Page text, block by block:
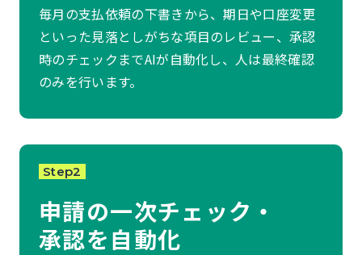
毎月の支払依頼の下書きから、期日や口座変更
といった見落としがちな項目のレビュー、承認
時のチェックまでAIが自動化し、人は最終確認
のみを行います。
Step2
申請の一次チェック・
承認を自動化